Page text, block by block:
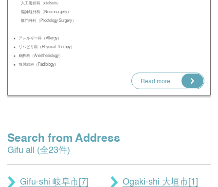
人工透析科（dialysis）
脳神経外科（Neurosurgery）
肛門外科（Proctology Surgery）
アレルギー科（Allergy）
リハビリ科（Physical Therapy）
麻酔科（Anesthesiology）
放射線科（Radiology）
Read more
Search from Address
Gifu all (全23件)
Gifu-shi 岐阜市[7] Ogaki-shi 大垣市[1]